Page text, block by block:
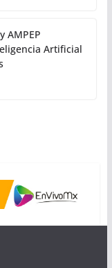
AMPEP
Artificial